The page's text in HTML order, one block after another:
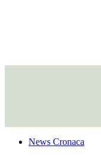
News Cronaca